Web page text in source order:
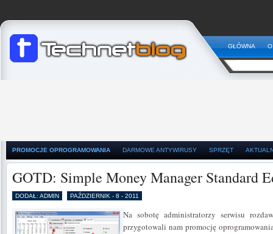
GŁÓWNA
PROMOCJE OPROGRAMOWANIA DARMOWE ANTYWIRUSY SPRZĘT
GOTD: Simple Money Manager Standard
DODAŁ: ADMIN PAŹDZIERNIK - 8 - 2011
Na sobotę administratorzy serwisu
przygotowali nam promocję